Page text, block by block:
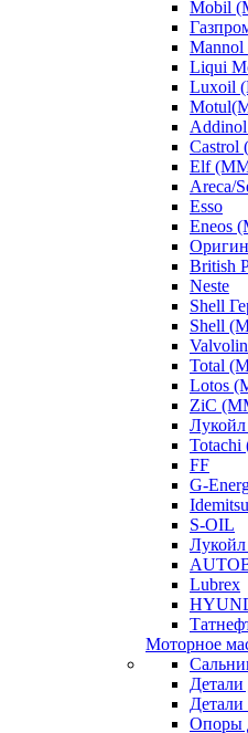
Mobil
Liqui
Luxoil
Elf
Areca/
Esso
Eneos
British
Neste
Shell
Shell
Total
Lotos
ZiC
Totachi
FF
G-
Idemitsu
S-OIL
Lubrex
Моторное
Детали
Опоры